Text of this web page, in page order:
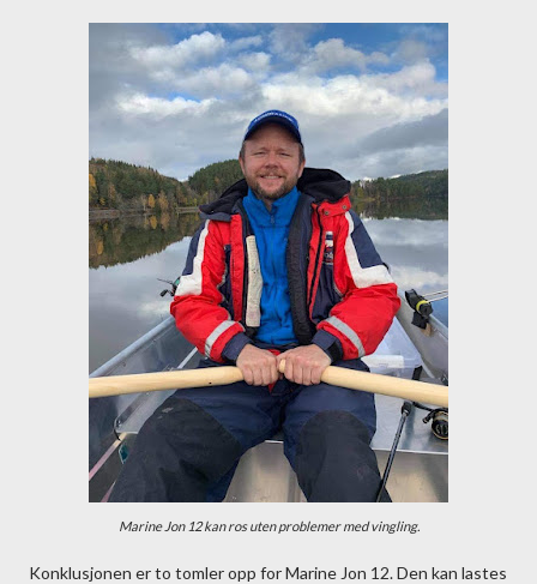
Marine Jon 12 kan ros uten problemer med vingling.
Konklusjonen er to tomler opp for Marine Jon 12. Den kan lastes